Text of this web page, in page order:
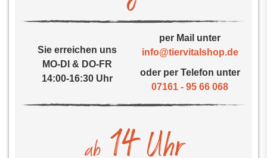
Sie erreichen uns
MO-DI & DO-FR
14:00-16:30 Uhr
per Mail unter
info@tiervitalshop.de
oder per Telefon unter
07161 - 95 66 068